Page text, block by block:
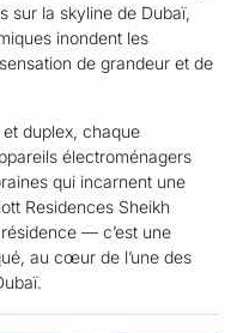
sur la skyline de Dubaï,
inondent les
de grandeur et de
duplex, chaque
électroménagers
qui incarnent une
Residences Sheikh
— c’est une
au cœur de l’une des